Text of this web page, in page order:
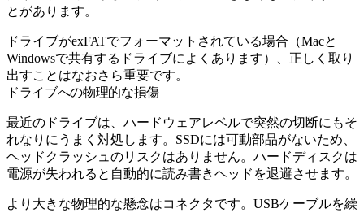
とがあります。
ドライブがexFATでフォーマットされている場合（Macと
Windowsで共有するドライブによくあります）、正しく取り
出すことはなおさら重要です。
ドライブへの物理的な損傷
最近のドライブは、ハードウェアレベルで突然の切断にもそ
れなりにうまく対処します。SSDには可動部品がないため、
ヘッドクラッシュのリスクはありません。ハードディスクは
電源が失われると自動的に読み書きヘッドを退避させます。
より大きな物理的な懸念はコネクタです。USBケーブルを繰